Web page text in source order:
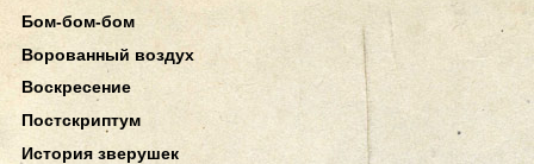
Бом-бом-бом
Ворованный воздух
Воскресение
Постскриптум
История зверушек